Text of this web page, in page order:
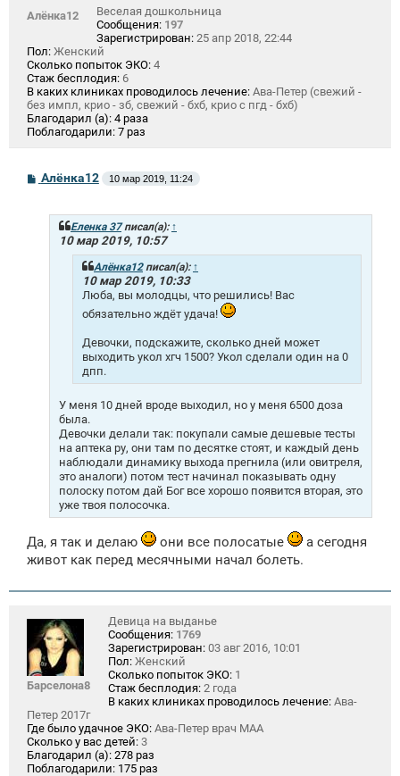
Алёнка12
Веселая дошкольница
Сообщения: 197
Зарегистрирован: 25 апр 2018, 22:44
Пол: Женский
Сколько попыток ЭКО: 4
Стаж бесплодия: 6
В каких клиниках проводилось лечение: Ава-Петер (свежий -
без импл, крио - зб, свежий - бхб, крио с пгд - бхб)
Благодарил (а): 4 раза
Поблагодарили: 7 раз
С
о
Алёнка12 10 мар 2019, 11:24
Еленка 37писал(а): ↑
10 мар 2019, 10:57
Алёнка12писал(а): ↑
10 мар 2019, 10:33
Люба, вы молодцы, что решились! Вас
обязательно ждёт удача!
Девочки, подскажите, сколько дней может
выходить укол хгч 1500? Укол сделали один на 0
дпп.
У меня 10 дней вроде выходил, но у меня 6500 доза
была.
Девочки делали так: покупали самые дешевые тесты
на аптека ру, они там по десятке стоят, и каждый день
наблюдали динамику выхода прегнила (или овитреля,
это аналоги) потом тест начинал показывать одну
полоску потом дай Бог все хорошо появится вторая, это
уже твоя полосочка.
Да, я так и делаю они все полосатые
а сегодня
живот как перед месячными начал болеть.
Барселона8
Девица на выданье
Сообщения: 1769
Зарегистрирован: 03 авг 2016, 10:01
Пол: Женский
Сколько попыток ЭКО: 1
Стаж бесплодия: 2 года
В каких клиниках проводилось лечение: Ава-
Петер 2017г
Где было удачное ЭКО: Ава-Петер врач МАА
Сколько у вас детей: 3
Благодарил (а): 278 раз
Поблагодарили: 175 раз